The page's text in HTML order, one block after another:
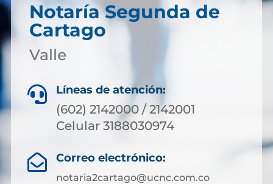
Notaría Segunda de
Cartago
Valle
 Líneas de atención:
(602) 2142000 / 2142001
Celular 3188030974
 Correo electrónico:
notaria2cartago@ucnc.com.co